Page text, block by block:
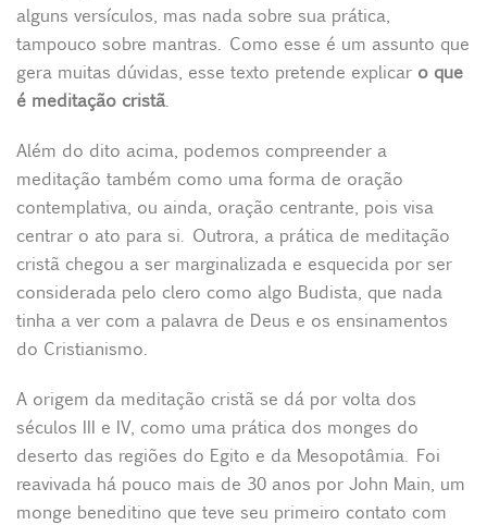
p
k
e
r
s
t
alguns versículos, mas nada sobre sua prática,
tampouco sobre mantras. Como esse é um assunto que
gera muitas dúvidas, esse texto pretende explicar o que
é meditação cristã.
Além do dito acima, podemos compreender a
meditação também como uma forma de oração
contemplativa, ou ainda, oração centrante, pois visa
centrar o ato para si. Outrora, a prática de meditação
cristã chegou a ser marginalizada e esquecida por ser
considerada pelo clero como algo Budista, que nada
tinha a ver com a palavra de Deus e os ensinamentos
do Cristianismo.
A origem da meditação cristã se dá por volta dos
séculos III e IV, como uma prática dos monges do
deserto das regiões do Egito e da Mesopotâmia. Foi
reavivada há pouco mais de 30 anos por John Main, um
monge beneditino que teve seu primeiro contato com